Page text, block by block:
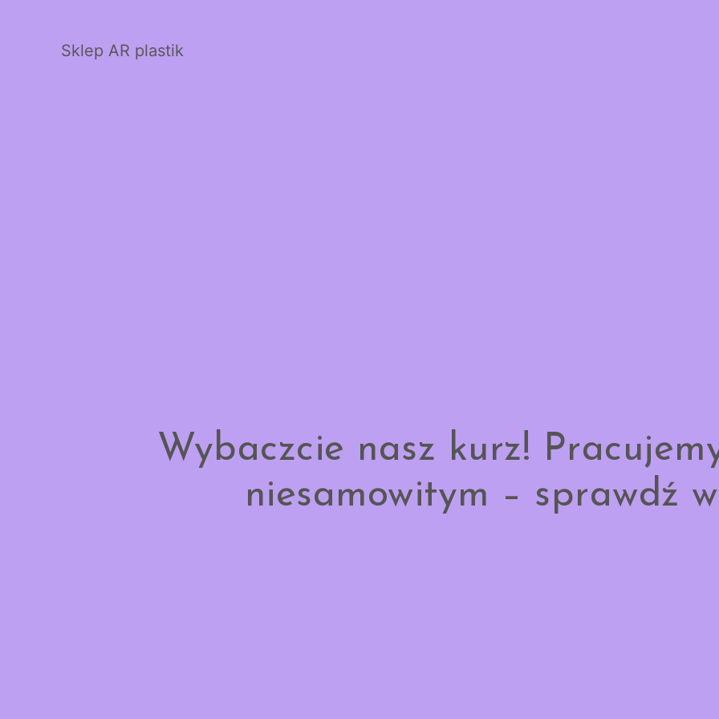
Sklep AR plastik
Wybaczcie nasz kurz!
niesamowitym – sprawdź